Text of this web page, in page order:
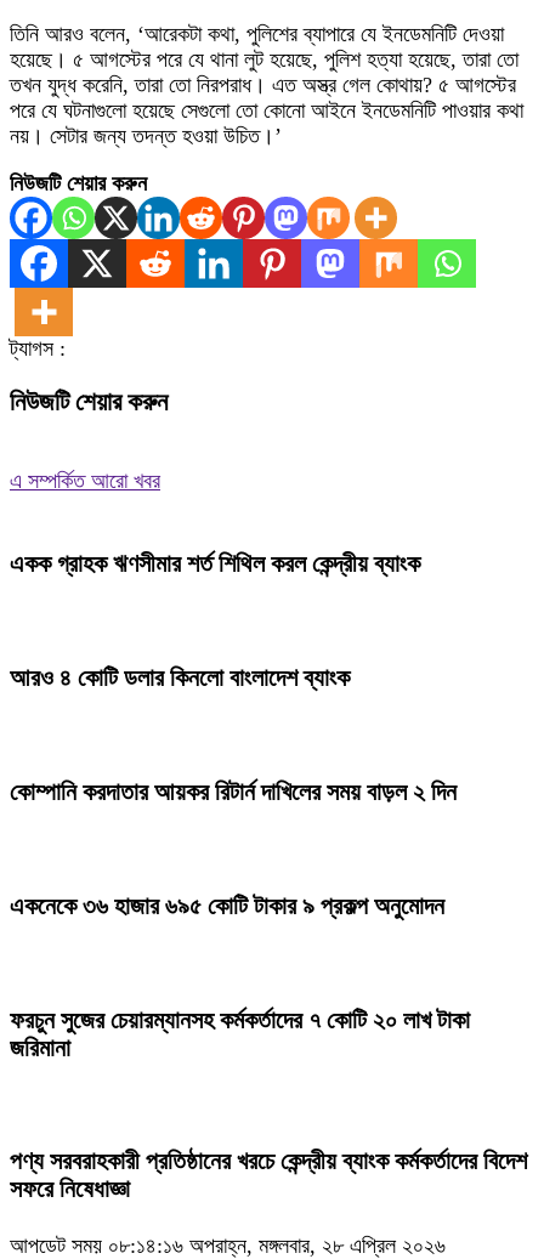
তিনি আরও বলেন, ‘আরেকটা কথা, পুলিশের ব্যাপারে যে ইনডেমনিটি দেওয়া
হয়েছে। ৫ আগস্টের পরে যে থানা লুট হয়েছে, পুলিশ হত্যা হয়েছে, তারা তো
তখন যুদ্ধ করেনি, তারা তো নিরপরাধ। এত অস্ত্র গেল কোথায়? ৫ আগস্টের
পরে যে ঘটনাগুলো হয়েছে সেগুলো তো কোনো আইনে ইনডেমনিটি পাওয়ার কথা
নয়। সেটার জন্য তদন্ত হওয়া উচিত।’
নিউজটি শেয়ার করুন
ট্যাগস :
নিউজটি শেয়ার করুন
এ সম্পর্কিত আরো খবর
একক গ্রাহক ঋণসীমার শর্ত শিথিল করল কেন্দ্রীয় ব্যাংক
আরও ৪ কোটি ডলার কিনলো বাংলাদেশ ব্যাংক
কোম্পানি করদাতার আয়কর রিটার্ন দাখিলের সময় বাড়ল ২ দিন
একনেকে ৩৬ হাজার ৬৯৫ কোটি টাকার ৯ প্রকল্প অনুমোদন
ফরচুন সুজের চেয়ারম্যানসহ কর্মকর্তাদের ৭ কোটি ২০ লাখ টাকা
জরিমানা
পণ্য সরবরাহকারী প্রতিষ্ঠানের খরচে কেন্দ্রীয় ব্যাংক কর্মকর্তাদের বিদেশ
সফরে নিষেধাজ্ঞা
আপডেট সময় ০৮:১৪:১৬ অপরাহ্ন, মঙ্গলবার, ২৮ এপ্রিল ২০২৬